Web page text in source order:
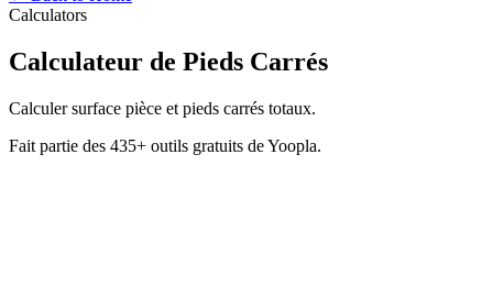
Calculators
Calculateur de Pieds Carrés
Calculer surface pièce et pieds carrés totaux.
Fait partie des 435+ outils gratuits de Yoopla.